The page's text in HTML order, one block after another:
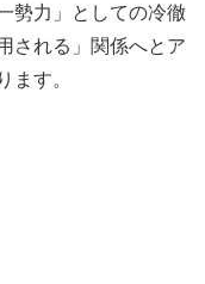
勢力」としての冷徹
される」関係へとア
ます。